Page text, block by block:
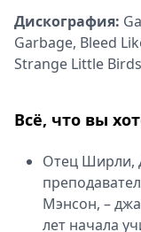
Дискография:
Garbage, Bleed
Strange Little
Всё, что вы
Отец Ширли,
Мэнсон, –
лет начала